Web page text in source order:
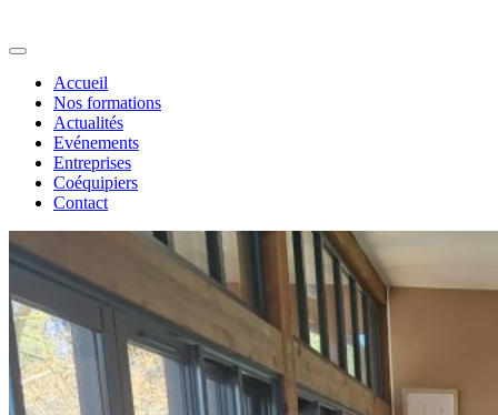
Accueil
Nos formations
Actualités
Evénements
Entreprises
Coéquipiers
Contact